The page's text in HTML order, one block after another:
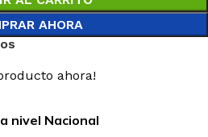
AHORA
ahora!
nivel Nacional